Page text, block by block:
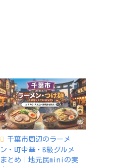
千葉市周辺のラーメ
ン・町中華・B級グルメ
まとめ｜地元民miniの実